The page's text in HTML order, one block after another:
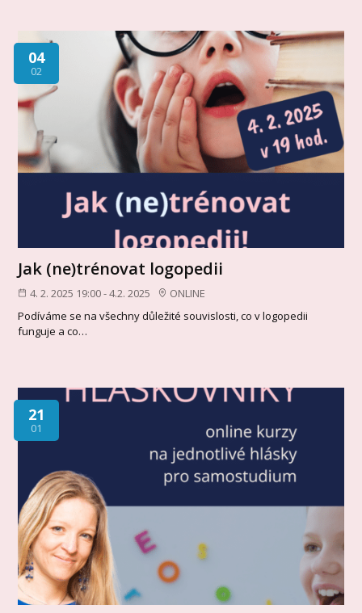
04
02
Jak (ne)trénovat logopedii
4. 2. 2025 19:00 - 4.2. 2025
ONLINE
Podíváme se na všechny důležité souvislosti, co v logopedii
funguje a co…
21
01